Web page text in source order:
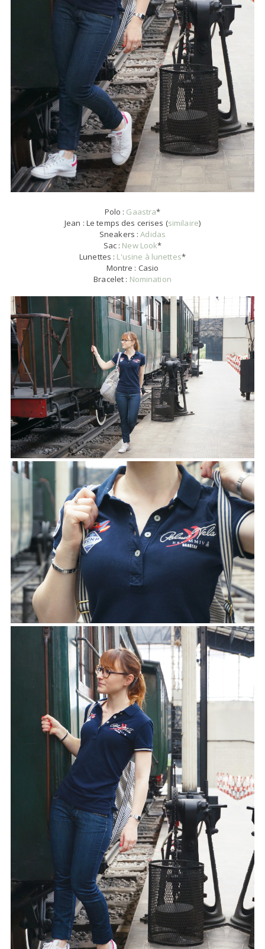
Polo : Gaastra*
Jean : Le temps des cerises (similaire)
Sneakers :Adidas
Sac : New Look*
Lunettes : L'usine à lunettes*
Montre : Casio
Bracelet : Nomination